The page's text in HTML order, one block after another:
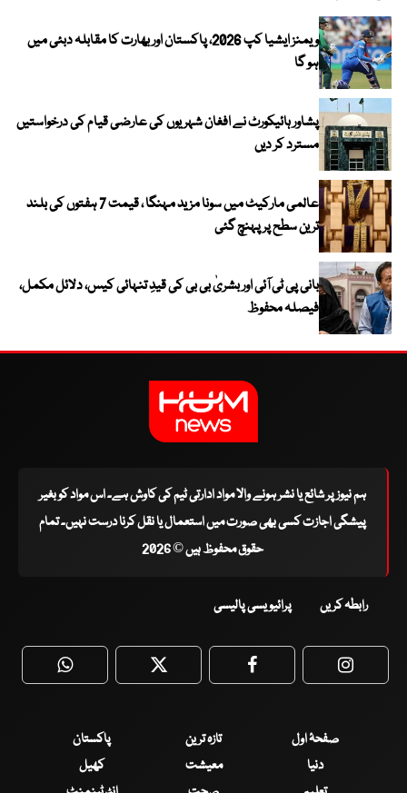
ویمنز ایشیا کپ 2026، پاکستان اور بھارت کا مقابلہ دبئی میں
ہو گا
پشاور ہائیکورٹ نے افغان شہریوں کی عارضی قیام کی درخواستیں
مسترد کر دیں
عالمی مارکیٹ میں سونا مزید مہنگا ، قیمت 7 ہفتوں کی بلند
ترین سطح پر پہنچ گئی
بانی پی ٹی آئی اور بشریٰ بی بی کی قیدِ تنہائی کیس، دلائل مکمل،
فیصلہ محفوظ
ہم نیوز پر شائع یا نشر ہونے والا مواد ادارتی ٹیم کی کاوش ہے۔ اس مواد کو بغیر
پیشگی اجازت کسی بھی صورت میں استعمال یا نقل کرنا درست نہیں۔ تمام
حقوق محفوظ ہیں © 2026
رابطہ کریں پرائیویسی پالیسی
WhatsApp Twitter Facebook
صفحۂ اول تازہ ترین
پاکستان
دنیا
معیشت
کھیل